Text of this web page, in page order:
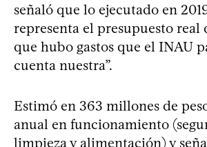
señaló que lo ejecutado en
representa el presupuesto real
que hubo gastos que el INAU
cuenta nuestra”.
Estimó en 363 millones de
anual en funcionamiento
limpieza y alimentación) y